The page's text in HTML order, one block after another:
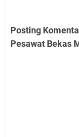
Posting
Pesawat Bekas